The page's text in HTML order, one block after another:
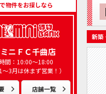
物件をお探しなら
ニＦＣ千曲店
間：10:00～18:00
3月は休まず営業！）
店舗一覧
新築